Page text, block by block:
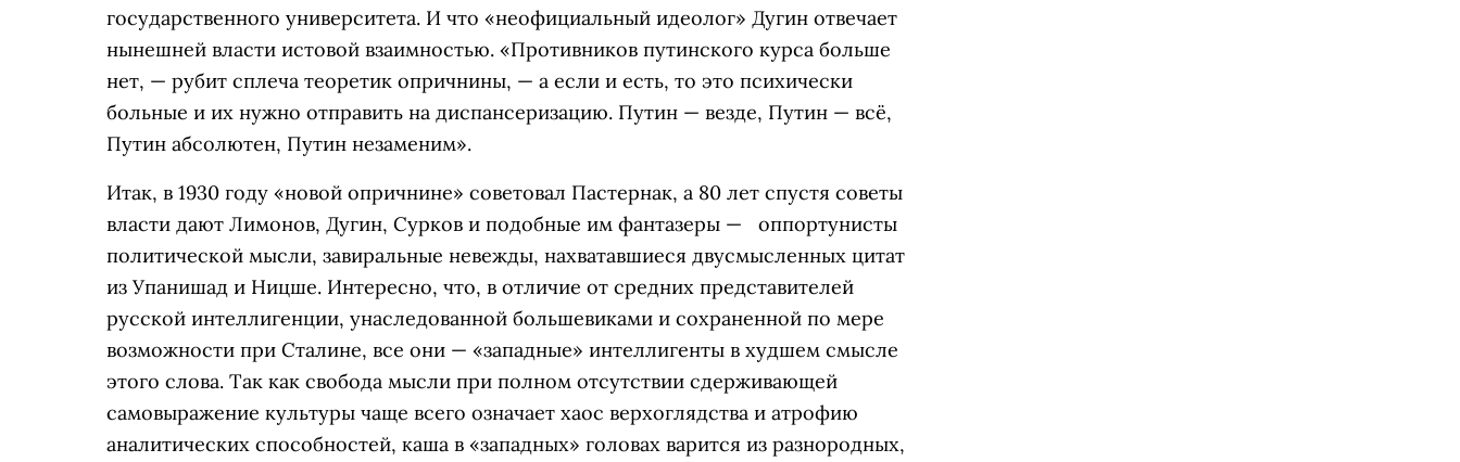
государственного университета. И что «неофициальный идеолог» Дугин отвечает
нынешней власти истовой взаимностью. «Противников путинского курса больше
нет, — рубит сплеча теоретик опричнины, — а если и есть, то это психически
больные и их нужно отправить на диспансеризацию. Путин — везде, Путин — всё,
Путин абсолютен, Путин незаменим».
Итак, в 1930 году «новой опричнине» советовал Пастернак, а 80 лет спустя советы
власти дают Лимонов, Дугин, Сурков и подобные им фантазеры — оппортунисты
политической мысли, завиральные невежды, нахватавшиеся двусмысленных цитат
из Упанишад и Ницше. Интересно, что, в отличие от средних представителей
русской интеллигенции, унаследованной большевиками и сохраненной по мере
возможности при Сталине, все они — «западные» интеллигенты в худшем смысле
этого слова. Так как свобода мысли при полном отсутствии сдерживающей
самовыражение культуры чаще всего означает хаос верхоглядства и атрофию
аналитических способностей, каша в «западных» головах варится из разнородных,